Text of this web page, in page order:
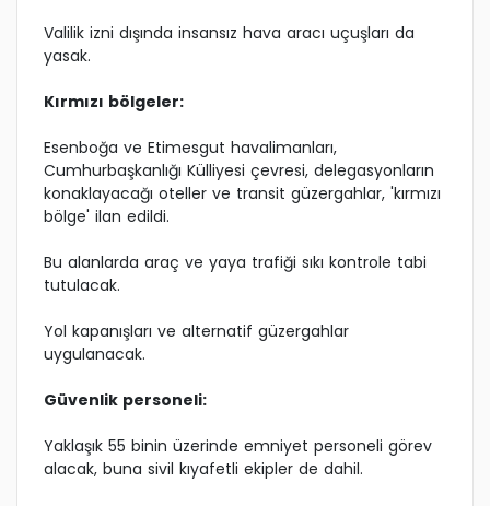
Valilik izni dışında insansız hava aracı uçuşları da
yasak.
Kırmızı bölgeler:
Esenboğa ve Etimesgut havalimanları,
Cumhurbaşkanlığı Külliyesi çevresi, delegasyonların
konaklayacağı oteller ve transit güzergahlar, 'kırmızı
bölge' ilan edildi.
Bu alanlarda araç ve yaya trafiği sıkı kontrole tabi
tutulacak.
Yol kapanışları ve alternatif güzergahlar
uygulanacak.
Güvenlik personeli:
Yaklaşık 55 binin üzerinde emniyet personeli görev
alacak, buna sivil kıyafetli ekipler de dahil.